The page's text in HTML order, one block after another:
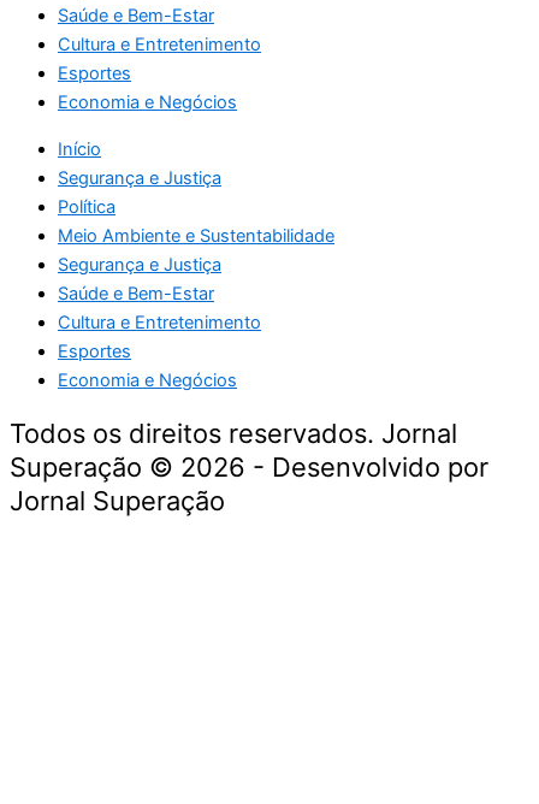
Saúde e Bem-Estar
Cultura e Entretenimento
Esportes
Economia e Negócios
Início
Segurança e Justiça
Política
Meio Ambiente e Sustentabilidade
Segurança e Justiça
Saúde e Bem-Estar
Cultura e Entretenimento
Esportes
Economia e Negócios
Todos os direitos reservados. Jornal
Superação © 2026 - Desenvolvido por
Jornal Superação